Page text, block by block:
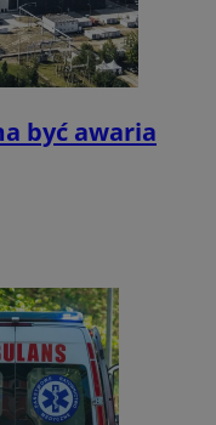
być awaria